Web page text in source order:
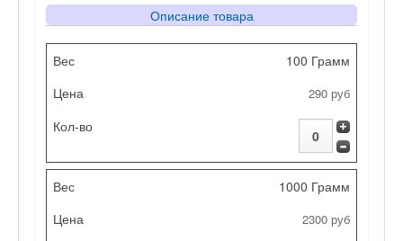
Описание товара
Вес
Цена
Кол-во
100 Грамм
290 руб
1000 Грамм
2300 руб